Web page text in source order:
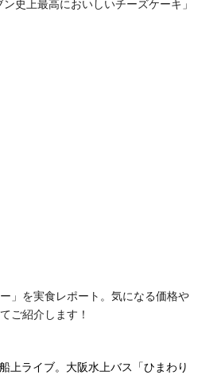
史上最高においしいチーズケーキ」
」を実食レポート。気になる価格や
ご紹介します！
上ライブ。大阪水上バス「ひまわり